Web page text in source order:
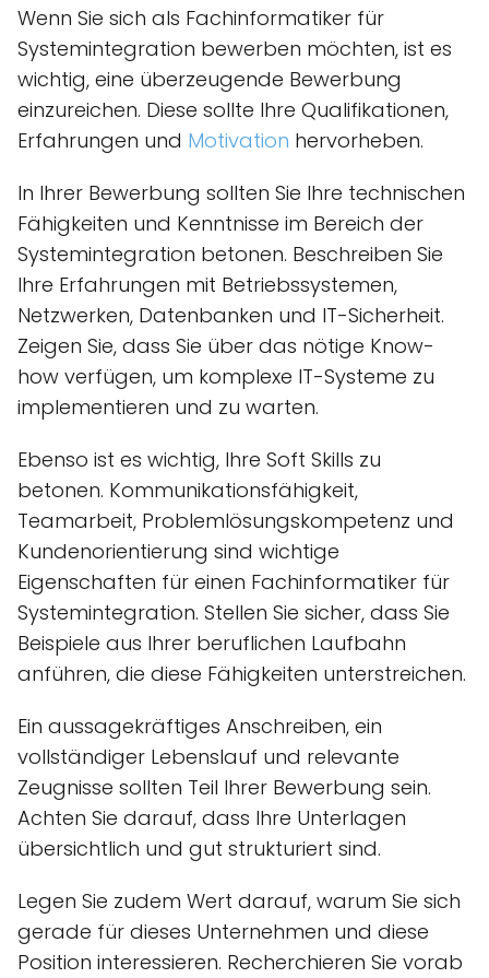
Wenn Sie sich als Fachinformatiker für
Systemintegration bewerben möchten, ist es
wichtig, eine überzeugende Bewerbung
einzureichen. Diese sollte Ihre Qualifikationen,
Erfahrungen und Motivation hervorheben.
In Ihrer Bewerbung sollten Sie Ihre technischen
Fähigkeiten und Kenntnisse im Bereich der
Systemintegration betonen. Beschreiben Sie
Ihre Erfahrungen mit Betriebssystemen,
Netzwerken, Datenbanken und IT-Sicherheit.
Zeigen Sie, dass Sie über das nötige Know-
how verfügen, um komplexe IT-Systeme zu
implementieren und zu warten.
Ebenso ist es wichtig, Ihre Soft Skills zu
betonen. Kommunikationsfähigkeit,
Teamarbeit, Problemlösungskompetenz und
Kundenorientierung sind wichtige
Eigenschaften für einen Fachinformatiker für
Systemintegration. Stellen Sie sicher, dass Sie
Beispiele aus Ihrer beruflichen Laufbahn
anführen, die diese Fähigkeiten unterstreichen.
Ein aussagekräftiges Anschreiben, ein
vollständiger Lebenslauf und relevante
Zeugnisse sollten Teil Ihrer Bewerbung sein.
Achten Sie darauf, dass Ihre Unterlagen
übersichtlich und gut strukturiert sind.
Legen Sie zudem Wert darauf, warum Sie sich
gerade für dieses Unternehmen und diese
Position interessieren. Recherchieren Sie vorab